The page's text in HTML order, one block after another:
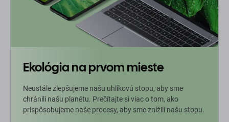
Ekológia na prvom mieste
Neustále zlepšujeme našu uhlíkovú stopu, aby sme
chránili našu planétu. Prečítajte si viac o tom, ako
prispôsobujeme naše procesy, aby sme znížili našu stopu.